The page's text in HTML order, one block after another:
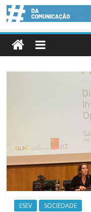
ESEV SOCIEDADE